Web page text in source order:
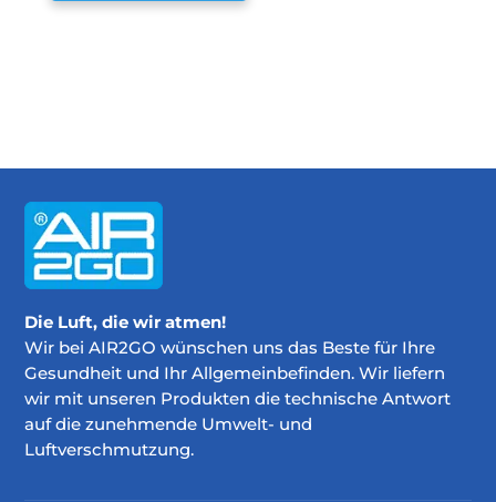
Die Luft, die wir atmen!
Wir bei AIR2GO wünschen uns das Beste für Ihre
Gesundheit und Ihr Allgemeinbefinden. Wir liefern
wir mit unseren Produkten die technische Antwort
auf die zunehmende Umwelt- und
Luftverschmutzung.